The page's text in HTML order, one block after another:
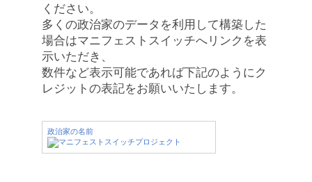
ください。
多くの政治家のデータを利用して構築した
場合はマニフェストスイッチへリンクを表
示いただき、
数件など表示可能であれば下記のようにク
レジットの表記をお願いいたします。
政治家の名前